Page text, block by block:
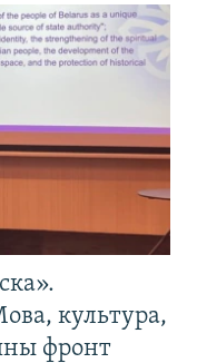
культура,
фронт